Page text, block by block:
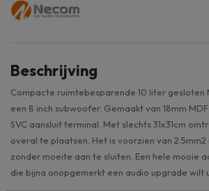
Beschrijving
Compacte ruimtebesparende 10 liter gesloten
een 8 inch subwoofer. Gemaakt van 18mm
SVC aansluit terminal. Met slechts 31x31cm
overal te plaatsen. Het is voorzien van
zonder moeite aan te sluiten. Een hele mooie
die bijna onopgemerkt een audio upgrade wilt